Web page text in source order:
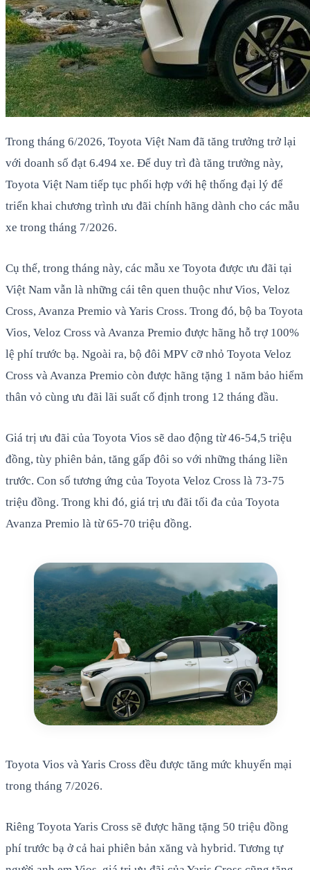
Trong tháng 6/2026, Toyota Việt Nam đã tăng trưởng trở lại
với doanh số đạt 6.494 xe. Để duy trì đà tăng trưởng này,
Toyota Việt Nam tiếp tục phối hợp với hệ thống đại lý để
triển khai chương trình ưu đãi chính hãng dành cho các mẫu
xe trong tháng 7/2026.
Cụ thể, trong tháng này, các mẫu xe Toyota được ưu đãi tại
Việt Nam vẫn là những cái tên quen thuộc như Vios, Veloz
Cross, Avanza Premio và Yaris Cross. Trong đó, bộ ba Toyota
Vios, Veloz Cross và Avanza Premio được hãng hỗ trợ 100%
lệ phí trước bạ. Ngoài ra, bộ đôi MPV cỡ nhỏ Toyota Veloz
Cross và Avanza Premio còn được hãng tặng 1 năm bảo hiểm
thân vỏ cùng ưu đãi lãi suất cố định trong 12 tháng đầu.
Giá trị ưu đãi của Toyota Vios sẽ dao động từ 46-54,5 triệu
đồng, tùy phiên bản, tăng gấp đôi so với những tháng liền
trước. Con số tương ứng của Toyota Veloz Cross là 73-75
triệu đồng. Trong khi đó, giá trị ưu đãi tối đa của Toyota
Avanza Premio là từ 65-70 triệu đồng.
Toyota Vios và Yaris Cross đều được tăng mức khuyến mại
trong tháng 7/2026.
Riêng Toyota Yaris Cross sẽ được hãng tặng 50 triệu đồng
phí trước bạ ở cả hai phiên bản xăng và hybrid. Tương tự